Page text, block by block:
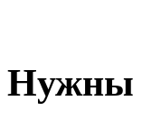
Нужны